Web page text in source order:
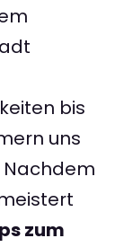
bis
uns
Nachdem
zum